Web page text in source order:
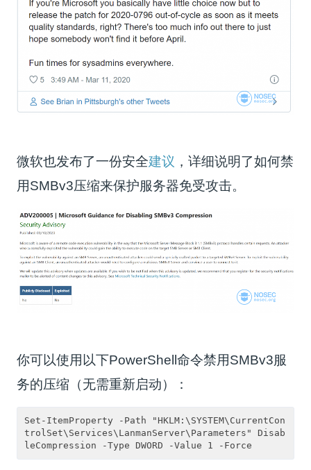
微软也发布了一份安全建议 ，详细说明了如何禁
用SMBv3压缩来保护服务器免受攻击。
你可以使用以下PowerShell命令禁用SMBv3服
务的压缩（无需重新启动）：
Set-ItemProperty -Path "HKLM:\SYSTEM\CurrentCon
trolSet\Services\LanmanServer\Parameters" Disab